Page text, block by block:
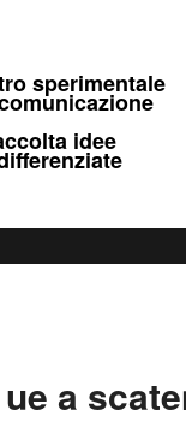
sperimentale
idee
a